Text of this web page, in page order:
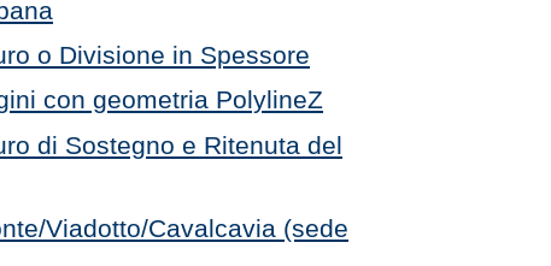
o Divisione in Spessore
con geometria PolylineZ
di Sostegno e Ritenuta del
Viadotto/Cavalcavia (sede